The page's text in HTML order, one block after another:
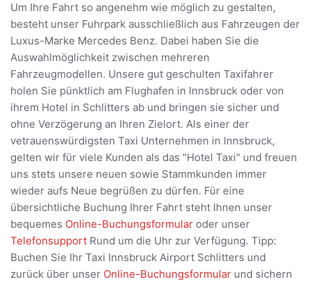
Um Ihre Fahrt so angenehm wie möglich zu gestalten,
besteht unser Fuhrpark ausschließlich aus Fahrzeugen der
Luxus-Marke Mercedes Benz. Dabei haben Sie die
Auswahlmöglichkeit zwischen mehreren
Fahrzeugmodellen. Unsere gut geschulten Taxifahrer
holen Sie pünktlich am Flughafen in Innsbruck oder von
ihrem Hotel in Schlitters ab und bringen sie sicher und
ohne Verzögerung an Ihren Zielort. Als einer der
vetrauenswürdigsten Taxi Unternehmen in Innsbruck,
gelten wir für viele Kunden als das "Hotel Taxi" und freuen
uns stets unsere neuen sowie Stammkunden immer
wieder aufs Neue begrüßen zu dürfen. Für eine
übersichtliche Buchung Ihrer Fahrt steht Ihnen unser
bequemes Online-Buchungsformular oder unser
Telefonsupport Rund um die Uhr zur Verfügung. Tipp:
Buchen Sie Ihr Taxi Innsbruck Airport Schlitters und
zurück über unser Online-Buchungsformular und sichern